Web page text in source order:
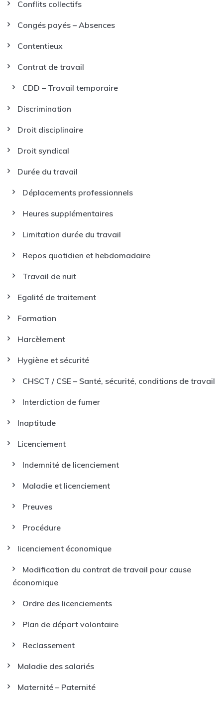
Conflits collectifs
Congés payés – Absences
Contentieux
Contrat de travail
CDD – Travail temporaire
Discrimination
Droit disciplinaire
Droit syndical
Durée du travail
Déplacements professionnels
Heures supplémentaires
Limitation durée du travail
Repos quotidien et hebdomadaire
Travail de nuit
Egalité de traitement
Formation
Harcèlement
Hygiène et sécurité
CHSCT / CSE – Santé, sécurité, conditions de travail
Interdiction de fumer
Inaptitude
Licenciement
Indemnité de licenciement
Maladie et licenciement
Preuves
Procédure
licenciement économique
Modification du contrat de travail pour cause
économique
Ordre des licenciements
Plan de départ volontaire
Reclassement
Maladie des salariés
Maternité – Paternité